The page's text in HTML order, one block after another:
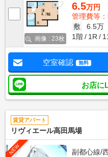
画像 : 23枚
6.5万円
管理費等
敷
6.5万
1階
1R
空室確認 無料
お店に
賃貸アパート
リヴィエール高田馬場
NEW
副都心線/